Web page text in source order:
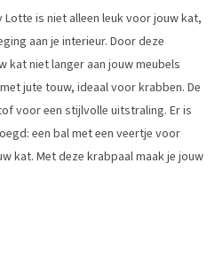
Lotte is niet alleen leuk voor jouw kat,
aan je interieur. Door deze
kat niet langer aan jouw meubels
jute touw, ideaal voor krabben. De
voor een stijlvolle uitstraling. Er is
een bal met een veertje voor
kat. Met deze krabpaal maak je jouw